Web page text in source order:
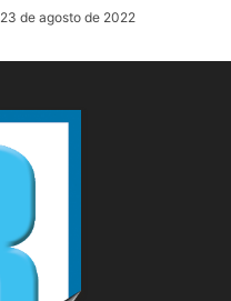
23 de agosto de 2022